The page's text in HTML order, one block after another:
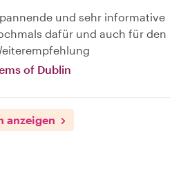
und sehr informative
dafür und auch für den
of Dublin
anzeigen